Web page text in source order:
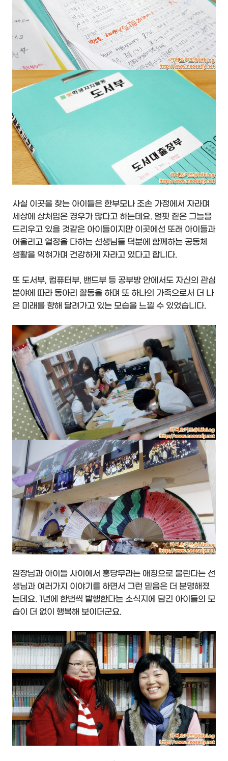
사실 이곳을 찾는 아이들은 한부모나 조손 가정에서 자라며
세상에 상처입은 경우가 많다고 하는데요. 얼핏 짙은 그늘을
드리우고 있을 것같은 아이들이지만 이곳에선 또래 아이들과
어울리고 열정을 다하는 선생님들 덕분에 함께하는 공동체
생활을 익혀가며 건강하게 자라고 있다고 합니다.
또 도서부, 컴퓨터부, 밴드부 등 공부방 안에서도 자신의 관심
분야에 따라 동아리 활동을 하며 또 하나의 가족으로서 더 나
은 미래를 향해 달려가고 있는 모습을 느낄 수 있었습니다.
원장님과 아이들 사이에서 홍당무라는 애칭으로 불린다는 선
생님과 여러가지 이야기를 하면서 그런 믿음은 더 분명해졌
는데요. 1년에 한번씩 발행한다는 소식지에 담긴 아이들의 모
습이 더 없이 행복해 보이더군요.